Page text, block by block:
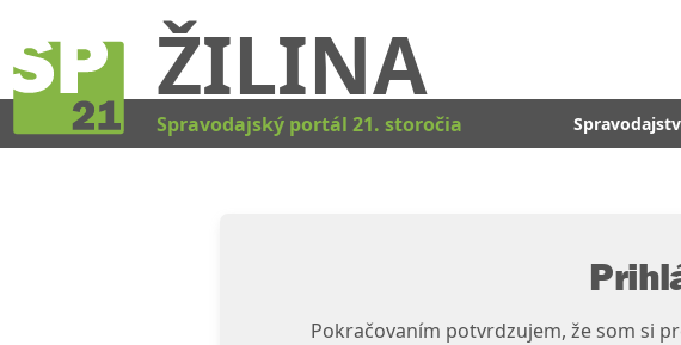
ŽILINA
Spravodajský portál 21. storočia
Pokračovaním potvrdzujem, že som si